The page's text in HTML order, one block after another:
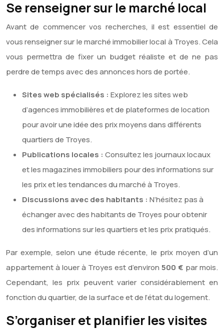
Se renseigner sur le marché local
Avant de commencer vos recherches, il est essentiel de
vous renseigner sur le marché immobilier local à Troyes. Cela
vous permettra de fixer un budget réaliste et de ne pas
perdre de temps avec des annonces hors de portée.
Sites web spécialisés : Explorez les sites web
d’agences immobilières et de plateformes de location
pour avoir une idée des prix moyens dans différents
quartiers de Troyes.
Publications locales : Consultez les journaux locaux
et les magazines immobiliers pour des informations sur
les prix et les tendances du marché à Troyes.
Discussions avec des habitants : N’hésitez pas à
échanger avec des habitants de Troyes pour obtenir
des informations sur les quartiers et les prix pratiqués.
Par exemple, selon une étude récente, le prix moyen d’un
appartement à louer à Troyes est d’environ 500 € par mois.
Cependant, les prix peuvent varier considérablement en
fonction du quartier, de la surface et de l’état du logement.
S’organiser et planifier les visites